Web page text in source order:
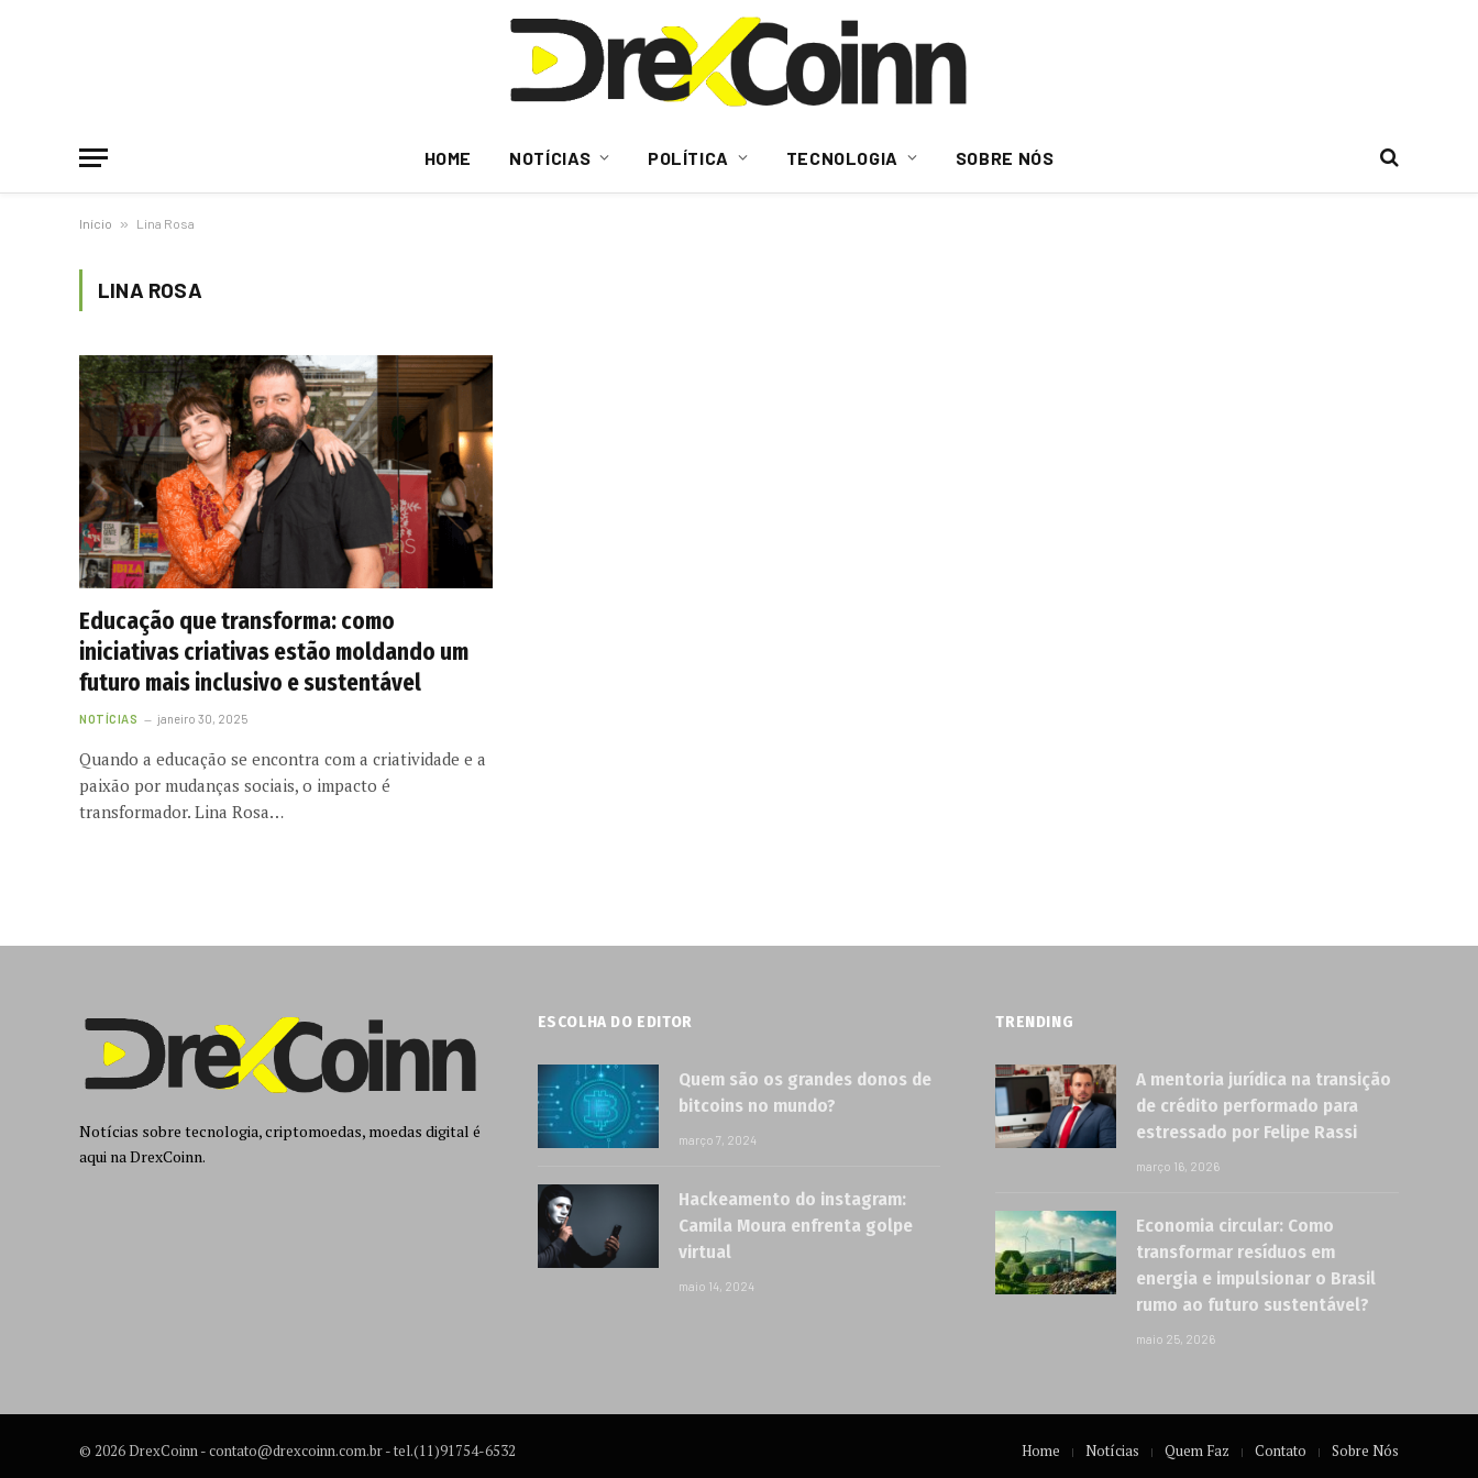
HOME NOTÍCIAS POLÍTICA TECNOLOGIA SOBRE NÓS
Início » Lina Rosa
LINA ROSA
Educação que transforma: como
iniciativas criativas estão moldando um
futuro mais inclusivo e sustentável
NOTÍCIAS janeiro 30, 2025
Quando a educação se encontra com a criatividade e a
paixão por mudanças sociais, o impacto é
transformador. Lina Rosa…
Notícias sobre tecnologia, criptomoedas, moedas digital é
aqui na DrexCoinn.
ESCOLHA DO EDITOR
Quem são os grandes donos de
bitcoins no mundo?
março 7, 2024
Hackeamento do instagram:
Camila Moura enfrenta golpe
virtual
maio 14, 2024
TRENDING
A mentoria jurídica na transição
de crédito performado para
estressado por Felipe Rassi
março 16, 2026
Economia circular: Como
transformar resíduos em
energia e impulsionar o Brasil
rumo ao futuro sustentável?
maio 25, 2026
© 2026 DrexCoinn -contato@drexcoinn.com.br- tel.(11)91754-6532 Home Notícias Quem Faz Contato Sobre Nós